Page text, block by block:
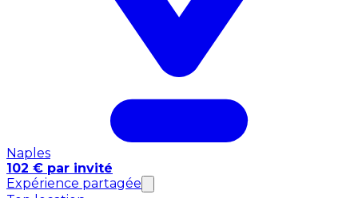
Naples
102 € par invité
Expérience partagée